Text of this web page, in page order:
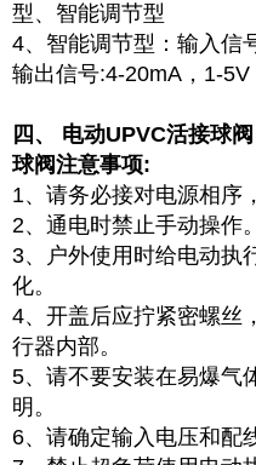
型、智能调节型
4、智能调节型：输入信
输出信号:4-20mA，1-5V
四、 电动UPVC活接球
球阀注意事项:
1、请务必接对电源相序
2、通电时禁止手动操作。
3、户外使用时给电动执
化。
4、开盖后应拧紧密螺丝
行器内部。
5、请不要安装在易爆气
明。
6、请确定输入电压和配